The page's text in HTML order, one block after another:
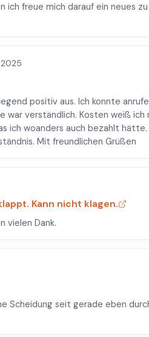
ich freue mich darauf ein neues
positiv aus. Ich konnte
war verständlich. Kosten weiß ich
ich woanders auch bezahlt
Mit freundlichen Grüßen
Kann nicht klagen.
vielen Dank.
Scheidung seit gerade eben